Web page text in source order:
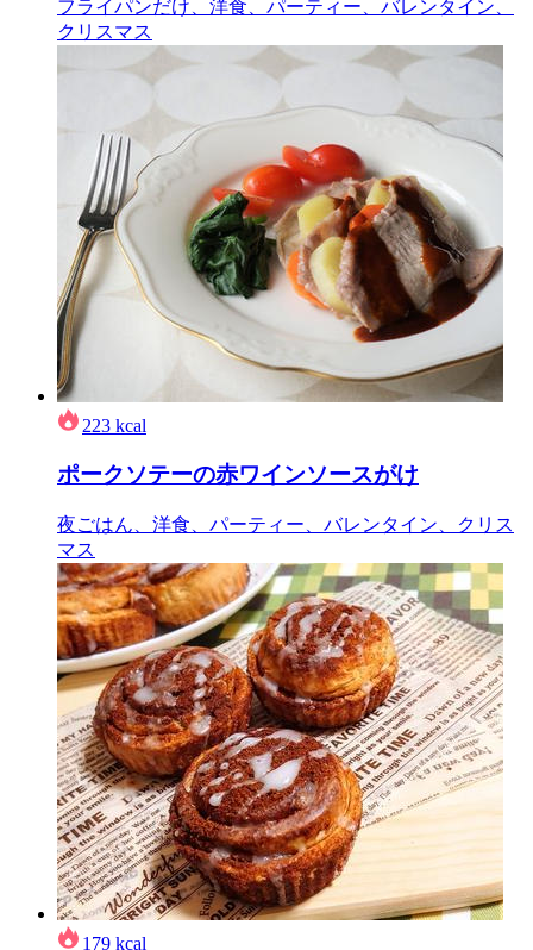
フライパンだけ、洋食、パーティー、バレンタイン、
クリスマス
223 kcal
ポークソテーの赤ワインソースがけ
夜ごはん、洋食、パーティー、バレンタイン、クリス
マス
179 kcal